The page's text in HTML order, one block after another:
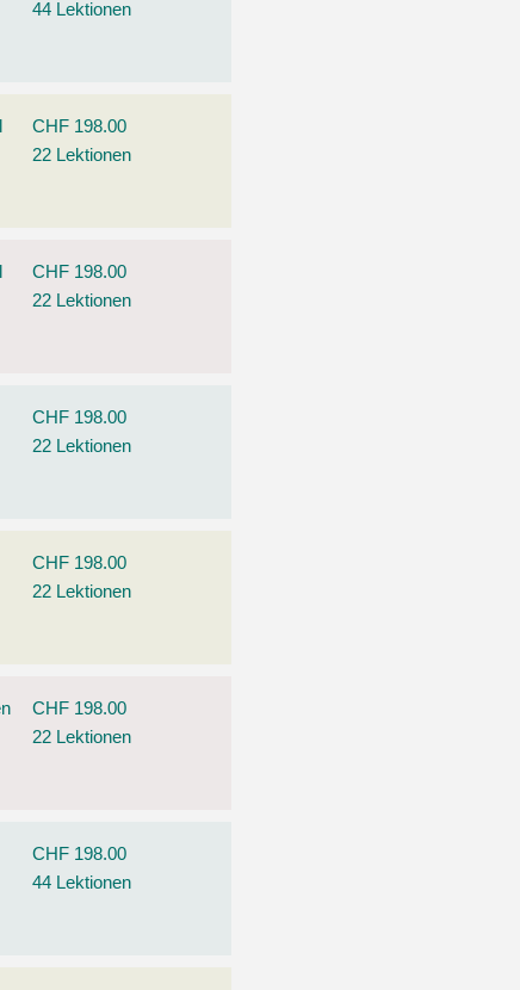
44 Lektionen
CHF 198.00
22 Lektionen
CHF 198.00
22 Lektionen
CHF 198.00
22 Lektionen
CHF 198.00
22 Lektionen
CHF 198.00
22 Lektionen
CHF 198.00
44 Lektionen